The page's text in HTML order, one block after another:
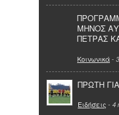
ΜΗΝΟΣ
ΠΕΤΡΑΣ
Κοινωνικά-
ΠΡΩΤΗ
Ειδήσεις - 4